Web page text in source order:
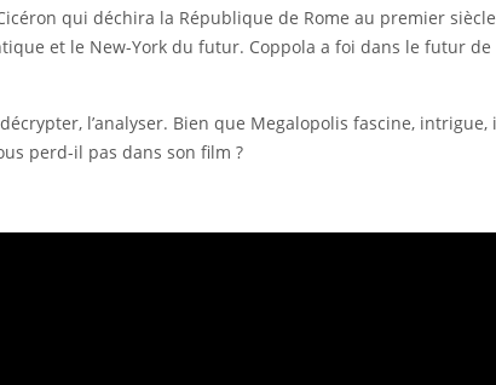
qui déchira la République de Rome au premier
et le New-York du futur. Coppola a foi dans le futur
l’analyser. Bien que Megalopolis fascine,
perd-il pas dans son film ?